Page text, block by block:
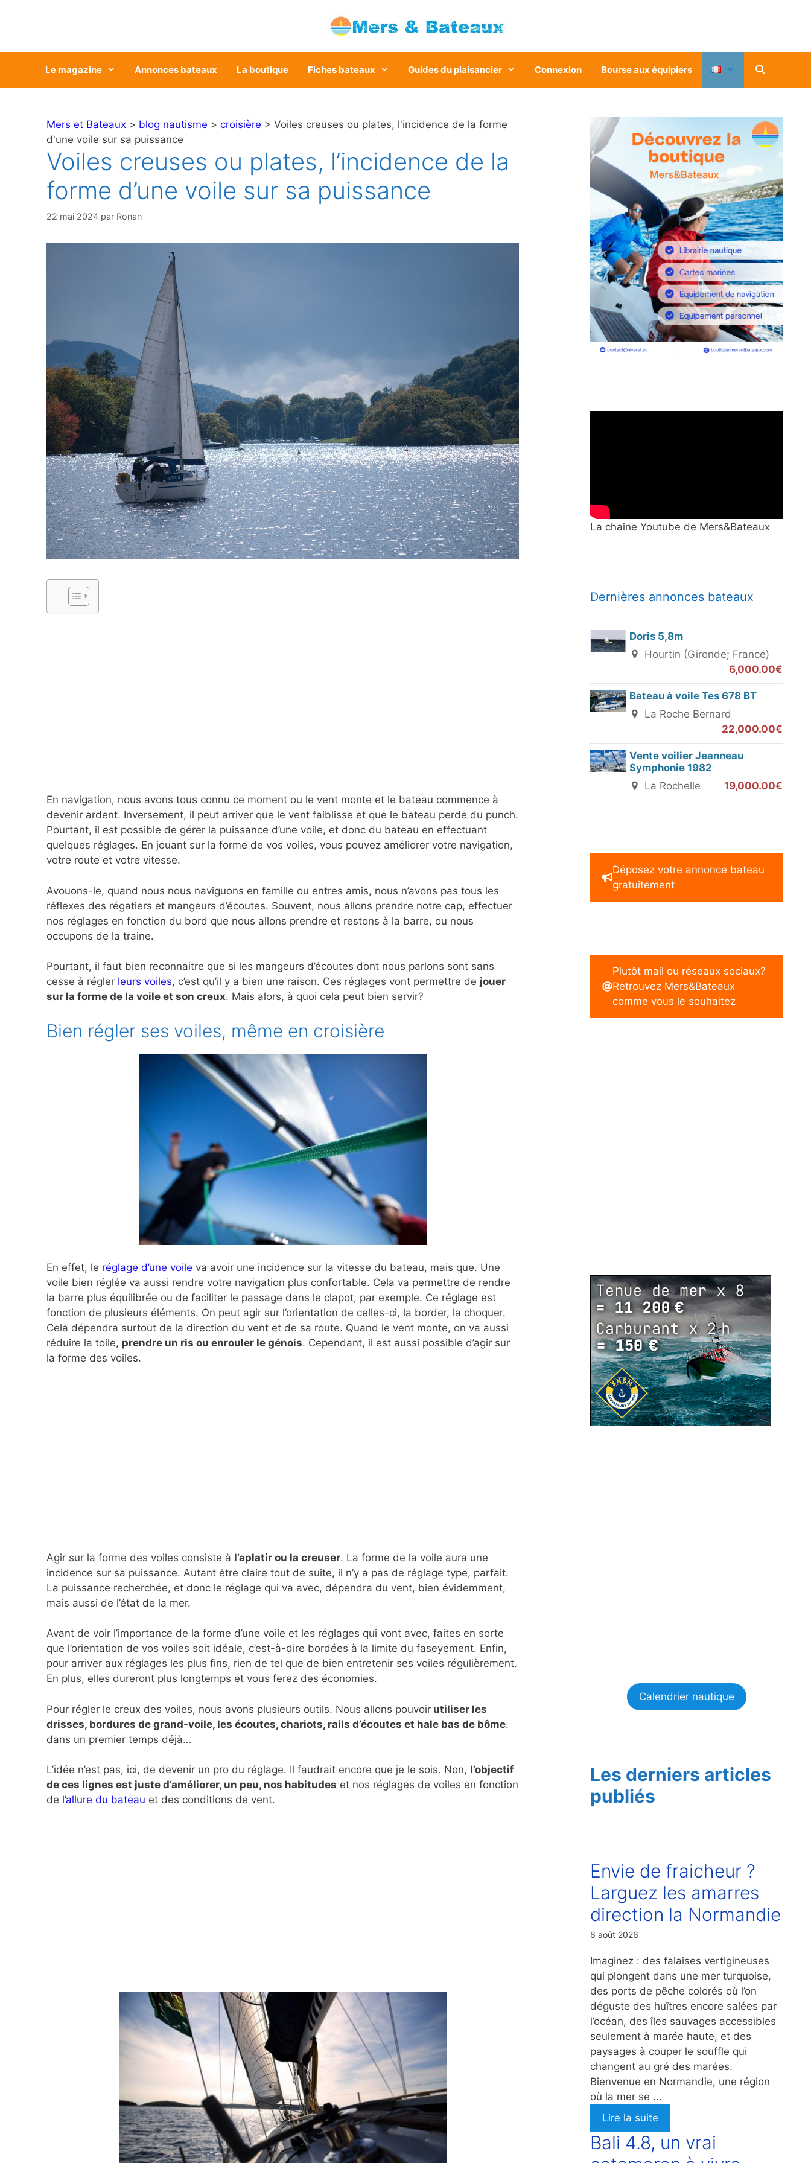
Le magazine Annonces bateaux La boutique Fiches bateaux Guides du plaisancier Connexion Bourse aux équipiers
Mers et Bateaux > blog nautisme > croisière > Voiles creuses ou plates, l'incidence de la forme
d'une voile sur sa puissance
Voiles creuses ou plates, l’incidence de la
forme d’une voile sur sa puissance
22 mai 2024 par Ronan
En navigation, nous avons tous connu ce moment ou le vent monte et le bateau commence à
devenir ardent. Inversement, il peut arriver que le vent faiblisse et que le bateau perde du punch.
Pourtant, il est possible de gérer la puissance d’une voile, et donc du bateau en effectuant
quelques réglages. En jouant sur la forme de vos voiles, vous pouvez améliorer votre navigation,
votre route et votre vitesse.
Avouons-le, quand nous nous naviguons en famille ou entres amis, nous n’avons pas tous les
réflexes des régatiers et mangeurs d’écoutes. Souvent, nous allons prendre notre cap, effectuer
nos réglages en fonction du bord que nous allons prendre et restons à la barre, ou nous
occupons de la traine.
Pourtant, il faut bien reconnaitre que si les mangeurs d’écoutes dont nous parlons sont sans
cesse à régler leurs voiles, c’est qu’il y a bien une raison. Ces réglages vont permettre de jouer
sur la forme de la voile et son creux. Mais alors, à quoi cela peut bien servir?
Bien régler ses voiles, même en croisière
En effet, le réglage d’une voile va avoir une incidence sur la vitesse du bateau, mais que. Une
voile bien réglée va aussi rendre votre navigation plus confortable. Cela va permettre de rendre
la barre plus équilibrée ou de faciliter le passage dans le clapot, par exemple. Ce réglage est
fonction de plusieurs éléments. On peut agir sur l’orientation de celles-ci, la border, la choquer.
Cela dépendra surtout de la direction du vent et de sa route. Quand le vent monte, on va aussi
réduire la toile, prendre un ris ou enrouler le génois. Cependant, il est aussi possible d’agir sur
la forme des voiles.
Agir sur la forme des voiles consiste à l’aplatir ou la creuser. La forme de la voile aura une
incidence sur sa puissance. Autant être claire tout de suite, il n’y a pas de réglage type, parfait.
La puissance recherchée, et donc le réglage qui va avec, dépendra du vent, bien évidemment,
mais aussi de l’état de la mer.
Avant de voir l’importance de la forme d’une voile et les réglages qui vont avec, faites en sorte
que l’orientation de vos voiles soit idéale, c’est-à-dire bordées à la limite du faseyement. Enfin,
pour arriver aux réglages les plus fins, rien de tel que de bien entretenir ses voiles régulièrement.
En plus, elles dureront plus longtemps et vous ferez des économies.
Pour régler le creux des voiles, nous avons plusieurs outils. Nous allons pouvoir utiliser les
drisses, bordures de grand-voile, les écoutes, chariots, rails d’écoutes et hale bas de bôme.
dans un premier temps déjà…
L’idée n’est pas, ici, de devenir un pro du réglage. Il faudrait encore que je le sois. Non, l’objectif
de ces lignes est juste d’améliorer, un peu, nos habitudes et nos réglages de voiles en fonction
de l’allure du bateau et des conditions de vent.
La chaine Youtube de Mers&Bateaux
Dernières annonces bateaux
Doris 5,8m
Hourtin (Gironde; France)
6,000.00€
Bateau à voile Tes 678 BT
La Roche Bernard
22,000.00€
Vente voilier Jeanneau
Symphonie 1982
La Rochelle
19,000.00€
Déposez votre annonce bateau
gratuitement
Plutôt mail ou réseaux sociaux?
Retrouvez Mers&Bateaux
comme vous le souhaitez
Calendrier nautique
Les derniers articles
publiés
Envie de fraicheur ?
Larguez les amarres
direction la Normandie
6 août 2026
Imaginez : des falaises vertigineuses
qui plongent dans une mer turquoise,
des ports de pêche colorés où l’on
déguste des huîtres encore salées par
l’océan, des îles sauvages accessibles
seulement à marée haute, et des
paysages à couper le souffle qui
changent au gré des marées.
Bienvenue en Normandie, une région
où la mer se ...
Lire la suite
Bali 4.8, un vrai